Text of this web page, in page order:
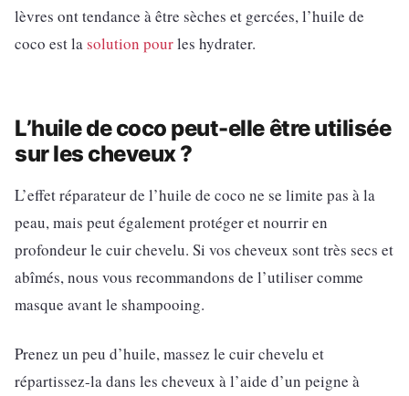
lèvres ont tendance à être sèches et gercées, l’huile de
coco est lasolution pourles hydrater.
L’huile de coco peut-elle être utilisée
sur les cheveux ?
L’effet réparateur de l’huile de coco ne se limite pas à la
peau, mais peut également protéger et nourrir en
profondeur le cuir chevelu. Si vos cheveux sont très secs et
abîmés, nous vous recommandons de l’utiliser comme
masque avant le shampooing.
Prenez un peu d’huile, massez le cuir chevelu et
répartissez-la dans les cheveux à l’aide d’un peigne à